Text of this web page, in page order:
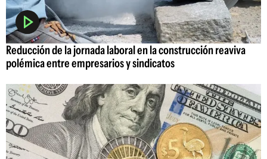
Reducción de la jornada laboral en la construcción reaviva
polémica entre empresarios y sindicatos